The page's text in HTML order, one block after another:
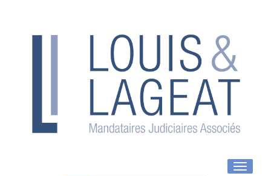
Toggle